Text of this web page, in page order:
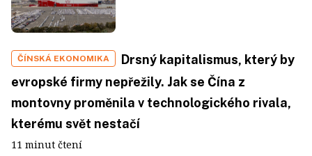
ČÍNSKÁ EKONOMIKA
Drsný kapitalismus, který by
evropské firmy nepřežily. Jak se Čína z
montovny proměnila v technologického rivala,
kterému svět nestačí
11 minut čtení